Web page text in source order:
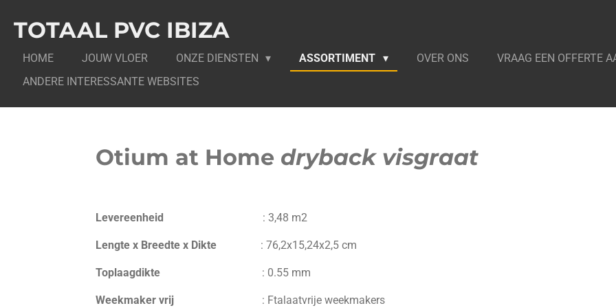
direct
hoofdinhoud
TOTAAL PVC IBIZA
HOME JOUW VLOER ONZE DIENSTEN ASSORTIMENT OVER ONS VRAAG EEN OFFERTE
ANDERE INTERESSANTE WEBSITES
Otium at Home dryback visgraat
Levereenheid : 3,48 m2
Lengte x Breedte x Dikte : 76,2x15,24x2,5 cm
Toplaagdikte : 0.55 mm
Weekmaker vrij : Ftalaatvrije weekmakers